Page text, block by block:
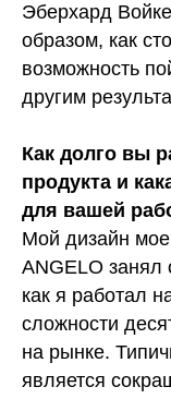
Эберхард
образом, как
возможность
другим
Как долго вы
продукта и
для вашей
Мой дизайн
ANGELO занял
как я работал
сложности
на рынке.
является